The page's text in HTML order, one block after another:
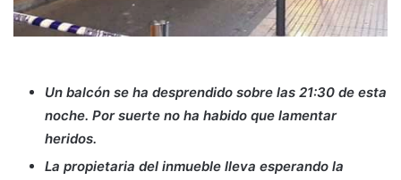
Un balcón se ha desprendido sobre las 21:30 de esta
noche. Por suerte no ha habido que lamentar
heridos.
La propietaria del inmueble lleva esperando la